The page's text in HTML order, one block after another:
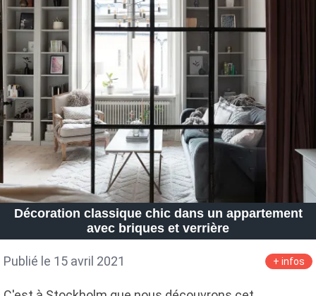
Décoration classique chic dans un appartement
avec briques et verrière
Publié le 15 avril 2021 + infos